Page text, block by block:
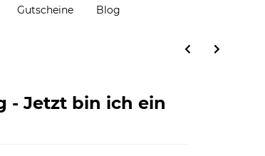
Gutscheine Blog
- Jetzt bin ich ein